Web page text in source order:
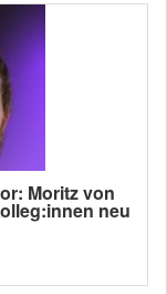
Moritz von
neu